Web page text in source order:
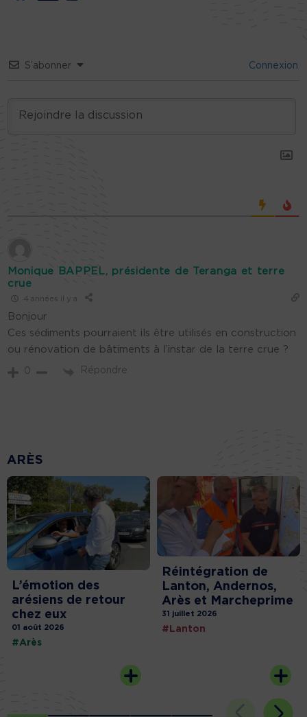
S’abonner Connexion
Monique BAPPEL, présidente de Teranga et terre
crue
4 années il y a
Bonjour
Ces sédiments pourraient ils être utilisés en construction
ou rénovation de bâtiments à l’instar de la terre crue ?
0 Répondre
ARÈS
L’émotion des
arésiens de retour
chez eux
01 août 2026
#Arès
Réintégration de
Lanton, Andernos,
Arès et Marcheprime
31 juillet 2026
#Lanton